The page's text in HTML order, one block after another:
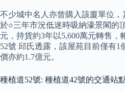
不少城中名人亦曾購入該廈單位
於○三年市況低迷時吸納濠景閣的
元，持貨約3年以5,600萬元轉售，
52號 邱氏透露，該屋苑目前僅有1
價亦約1.7億元。
種植道52號: 種植道42號的交通站